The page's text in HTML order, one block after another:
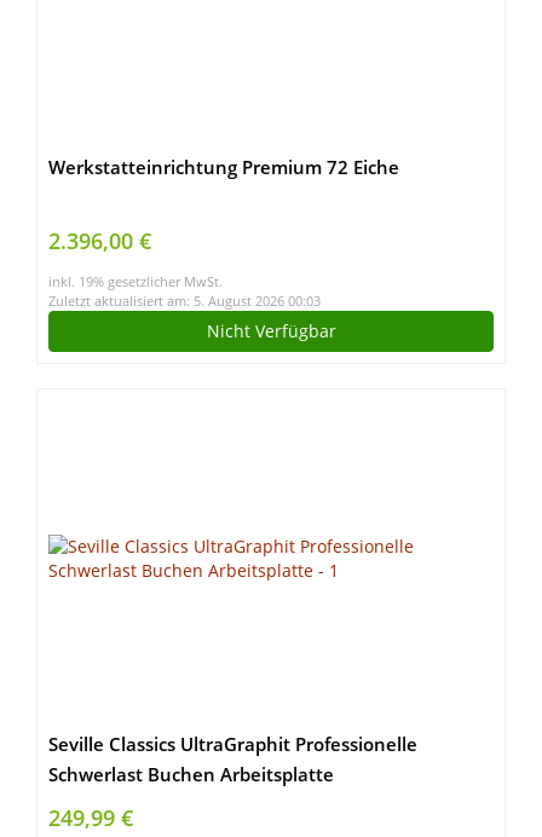
Werkstatteinrichtung Premium 72 Eiche
2.396,00 €
inkl. 19% gesetzlicher MwSt.
Zuletzt aktualisiert am: 5. August 2026 00:03
Nicht Verfügbar
Seville Classics UltraGraphit Professionelle
Schwerlast Buchen Arbeitsplatte
249,99 €